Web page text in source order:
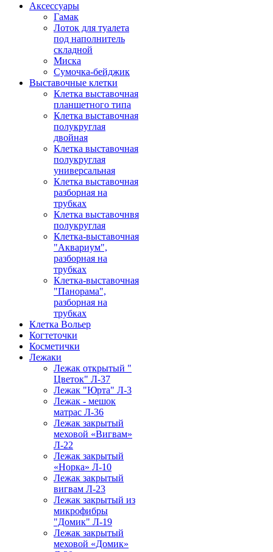
Аксессуары
Гамак
Лоток для туалета
под наполнитель
складной
Миска
Сумочка-бейджик
Выставочные клетки
Клетка выставочная
планшетного типа
Клетка выставочная
полукруглая
двойная
Клетка выставочная
полукруглая
универсальная
Клетка выставочная
разборная на
трубках
Клетка выставочнвя
полукруглая
Клетка-выставочная
"Аквариум",
разборная на
трубках
Клетка-выставочная
"Панорама",
разборная на
трубках
Клетка Вольер
Когтеточки
Косметички
Лежаки
Лежак открытый "
Цветок" Л-37
Лежак "Юрта" Л-3
Лежак - мешок
матрас Л-36
Лежак закрытый
меховой «Вигвам»
Л-22
Лежак закрытый
«Норка» Л-10
Лежак закрытый
вигвам Л-23
Лежак закрытый из
микрофибры
"Домик" Л-19
Лежак закрытый
меховой «Домик»